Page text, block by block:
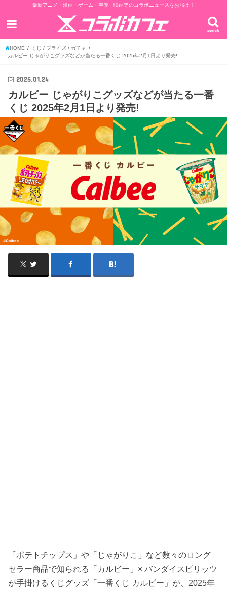
最新アニメ・漫画・ゲーム・声優・映画等のコラボニュースをお届け！
search
HOME
くじ / プライズ / ガチャ
カルビー じゃがりこグッズなどが当たる一番くじ 2025年2月1日より発売!
2025.01.24
カルビー じゃがりこグッズなどが当たる一番
くじ 2025年2月1日より発売!
「ポテトチップス」や「じゃがりこ」など数々のロング
セラー商品で知られる「カルビー」× バンダイスピリッツ
が手掛けるくじグッズ「一番くじ カルビー」が、2025年